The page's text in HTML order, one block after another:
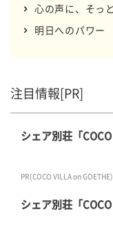
心の声に、そっ
明日へのパワー
注目情報[PR]
シェア別荘「
PR(COCO VILLA on GOETHE)
シェア別荘「